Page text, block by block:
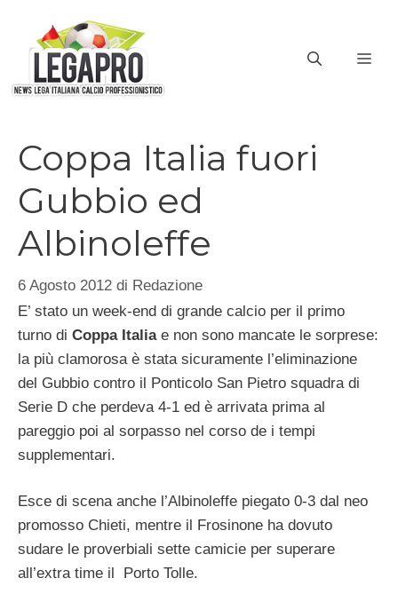
contenuto
Coppa Italia fuori
Gubbio ed
Albinoleffe
6 Agosto 2012 di Redazione
E’ stato un week-end di grande calcio per il primo
turno di Coppa Italiae non sono mancate le sorprese:
la più clamorosa è stata sicuramente l’eliminazione
del Gubbio contro il Ponticolo San Pietro squadra di
Serie D che perdeva 4-1 ed è arrivata prima al
pareggio poi al sorpasso nel corso de i tempi
supplementari.
Esce di scena anche l’Albinoleffe piegato 0-3 dal neo
promosso Chieti, mentre il Frosinone ha dovuto
sudare le proverbiali sette camicie per superare
all’extra time il Porto Tolle.